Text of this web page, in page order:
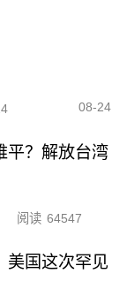
08-24
平？解放台湾
阅读 64547
美国这次罕见